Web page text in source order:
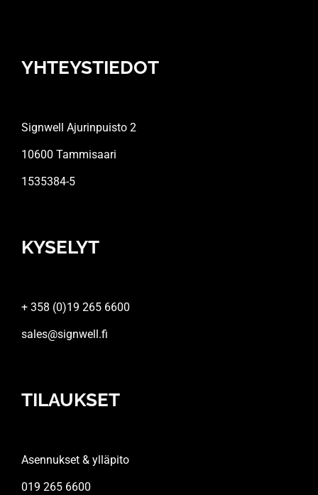
YHTEYSTIEDOT
Signwell Ajurinpuisto 2
10600 Tammisaari
1535384-5
KYSELYT
+ 358 (0)19 265 6600
sales@signwell.fi
TILAUKSET
Asennukset & ylläpito
019 265 6600